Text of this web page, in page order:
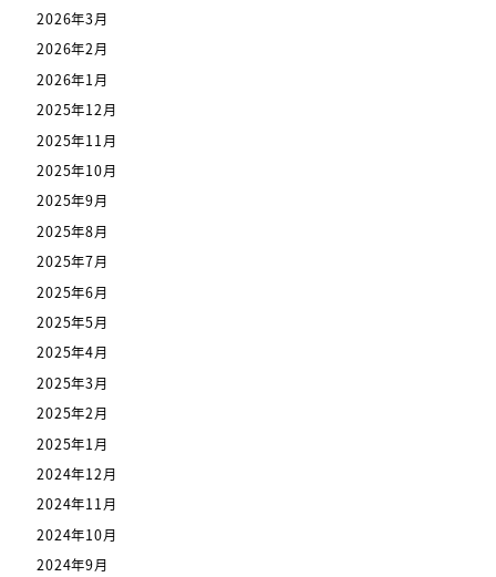
2026年3月
2026年2月
2026年1月
2025年12月
2025年11月
2025年10月
2025年9月
2025年8月
2025年7月
2025年6月
2025年5月
2025年4月
2025年3月
2025年2月
2025年1月
2024年12月
2024年11月
2024年10月
2024年9月